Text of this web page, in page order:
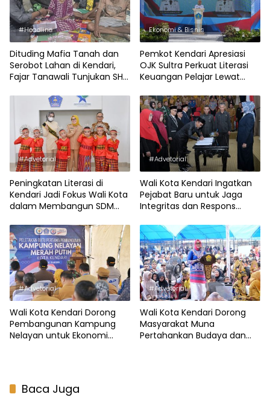
#Headline
Dituding Mafia Tanah dan
Serobot Lahan di Kendari,
Fajar Tanawali Tunjukan SHM
Ekonomi & Bisnis
Pemkot Kendari Apresiasi
OJK Sultra Perkuat Literasi
Keuangan Pelajar Lewat
#Advetorial
Peningkatan Literasi di
Kendari Jadi Fokus Wali Kota
dalam Membangun SDM
#Advetorial
Wali Kota Kendari Ingatkan
Pejabat Baru untuk Jaga
Integritas dan Respons
#Advetorial
Wali Kota Kendari Dorong
Pembangunan Kampung
Nelayan untuk Ekonomi
#Advetorial
Wali Kota Kendari Dorong
Masyarakat Muna
Pertahankan Budaya dan
Baca Juga